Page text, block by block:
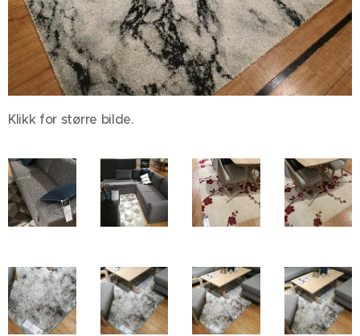
Klikk for større bilde.